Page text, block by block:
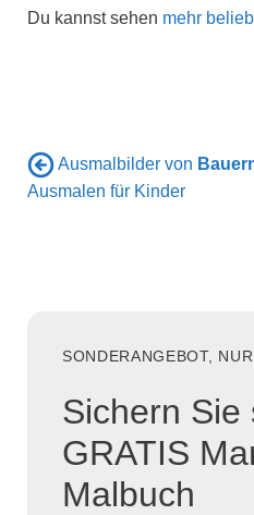
Du kannst sehen mehr
Ausmalbilder von
Ausmalen für Kinder
SONDERANGEBOT,
Sichern Sie
GRATIS
Malbuch